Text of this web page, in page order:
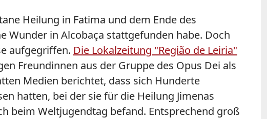
Heilung in Fatima und dem Ende des
Wunder in Alcobaça stattgefunden habe. Doch
aufgegriffen. Die Lokalzeitung "Região de Leiria"
Freundinnen aus der Gruppe des Opus Dei als
Medien berichtet, dass sich Hunderte
hatten, bei der sie für die Heilung Jimenas
beim Weltjugendtag befand. Entsprechend groß